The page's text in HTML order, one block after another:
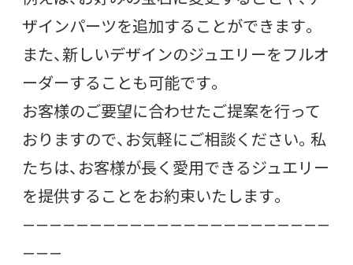
ザインパーツを追加することができます。
また、新しいデザインのジュエリーをフルオ
ーダーすることも可能です。
お客様のご要望に合わせたご提案を行って
おりますので、お気軽にご相談ください。私
たちは、お客様が長く愛用できるジュエリー
を提供することをお約束いたします。
———————————————————————
———